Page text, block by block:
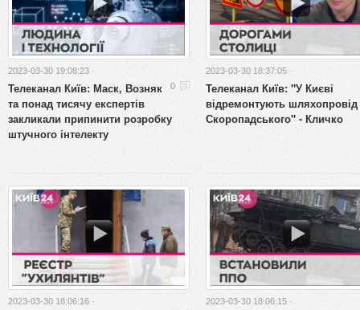
2023-03-30 19:08:23 ·
0
Телеканал Київ: Маск, Возняк
та понад тисячу експертів
закликали припинити розробку
штучного інтелекту
2023-03-30 18:37:05 ·
Телеканал Київ: "У Києві
відремонтують шляхопровід
Скоропадського" - Кличко
2023-03-30 18:06:16 ·
2023-03-30 18:06:15 ·